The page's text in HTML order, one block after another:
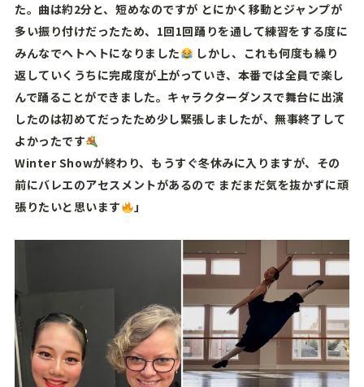
た。曲は約2分と、短めなのですが とにかく移動とジャンプが
多い振り付けだったため、1回1回踊りを通して練習をする度に
みんなでヘトヘトになりました
しかし、これも何度も繰り
返していくうちに完成度が上がっていき、本番では全員で楽し
んで踊ることができました。キャラクターダンスで舞台に出演
したのは初めてだったため少し緊張しましたが、無事終了して
よかったです
Winter Showが終わり、もうすぐ冬休みに入りますが、その
前にバレエのアセスメントがあるので まだまだ気を抜かずに頑
張りたいと思います
」